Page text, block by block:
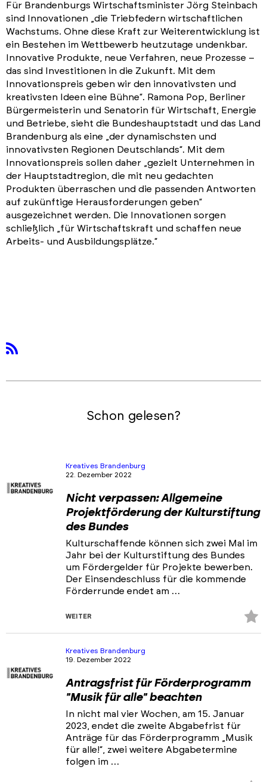
Für Brandenburgs Wirtschaftsminister Jörg Steinbach
sind Innovationen „die Triebfedern wirtschaftlichen
Wachstums. Ohne diese Kraft zur Weiterentwicklung ist
ein Bestehen im Wettbewerb heutzutage undenkbar.
Innovative Produkte, neue Verfahren, neue Prozesse –
das sind Investitionen in die Zukunft. Mit dem
Innovationspreis geben wir den innovativsten und
kreativsten Ideen eine Bühne“. Ramona Pop, Berliner
Bürgermeisterin und Senatorin für Wirtschaft, Energie
und Betriebe, sieht die Bundeshauptstadt und das Land
Brandenburg als eine „der dynamischsten und
innovativsten Regionen Deutschlands“. Mit dem
Innovationspreis sollen daher „gezielt Unternehmen in
der Hauptstadtregion, die mit neu gedachten
Produkten überraschen und die passenden Antworten
auf zukünftige Herausforderungen geben“
ausgezeichnet werden. Die Innovationen sorgen
schließlich „für Wirtschaftskraft und schaffen neue
Arbeits- und Ausbildungsplätze.“
Schon gelesen?
Kreatives Brandenburg
22. Dezember 2022
Nicht verpassen: Allgemeine
Projektförderung der Kulturstiftung
des Bundes
Kulturschaffende können sich zwei Mal im
Jahr bei der Kulturstiftung des Bundes
um Fördergelder für Projekte bewerben.
Der Einsendeschluss für die kommende
Förderrunde endet am …
WEITER
Kreatives Brandenburg
19. Dezember 2022
Antragsfrist für Förderprogramm
"Musik für alle" beachten
In nicht mal vier Wochen, am 15. Januar
2023, endet die zweite Abgabefrist für
Anträge für das Förderprogramm „Musik
für alle!“, zwei weitere Abgabetermine
folgen im …